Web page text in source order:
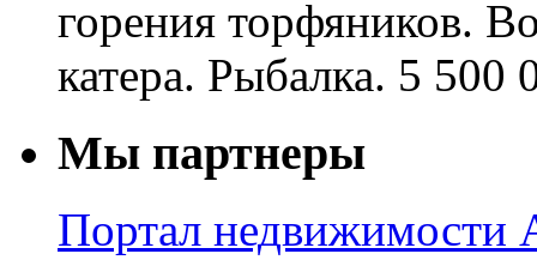
горения торфяников.
катера. Рыбалка. 5 500
Мы партнеры
Портал недвижимости